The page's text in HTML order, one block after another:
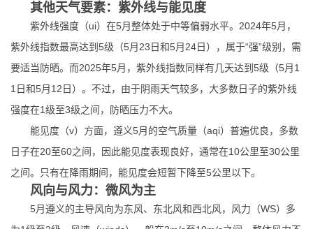
其他天气要素：紫外线与能见度
紫外线强度（ui）在5月整体处于中等偏弱水平。2024年5月，
紫外线指数最高达到5级（5月23日和5月24日），属于“强”级别，需
要适当防晒。而2025年5月，紫外线指数同样有几天达到5级（5月1
1日和5月12日）。不过，由于阴雨天气较多，大多数日子的紫外线
强度在1级至3级之间，防晒压力不大。
能见度（v）方面，遵义5月的空气质量（aqi）普遍优良，多数
日子在20至60之间，因此能见度表现良好，通常在10公里至30公里
之间。只有在降雨期间，能见度会短暂下降至5公里以下。
风向与风力：微风为主
5月遵义的主导风向为东风、东北风和西北风，风力（WS）多